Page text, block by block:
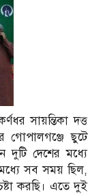
সায়ন্তিকা দত্ত
গোপালগঞ্জে ছুটে
দুটি দেশের মধ্যে
সব সময় ছিল,
করছি। এতে দুই